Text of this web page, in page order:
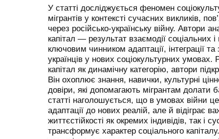
У статті досліджується феномен
мігрантів у контексті сучасних викликів,
через російсько-українську війну. Автори
капітал — результат взаємодії соціальних
ключовим чинником адаптації, інтеграції
українців у нових соціокультурних умовах.
капітал як динамічну категорію, автори
Він охоплює знання, навички, культурні
довіри, які допомагають мігрантам долати
статті наголошується, що в умовах війни
адаптації до нових реалій, але й відіграє
життєстійкості як окремих індивідів, так і
трансформує характер соціального